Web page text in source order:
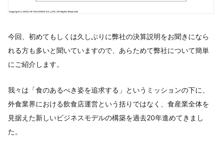
今回、初めてもしくは久しぶりに弊社の決算説明をお聞きになら
れる方も多いと聞いていますので、あらためて弊社について簡単
にご紹介します。
我々は「食のあるべき姿を追求する」というミッションの下に、
外食業界における飲食店運営という括りではなく、食産業全体を
見据えた新しいビジネスモデルの構築を過去20年進めてきまし
た。